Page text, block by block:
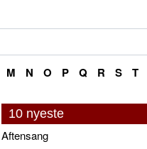
M N O P Q R S T
10 nyeste
Aftensang